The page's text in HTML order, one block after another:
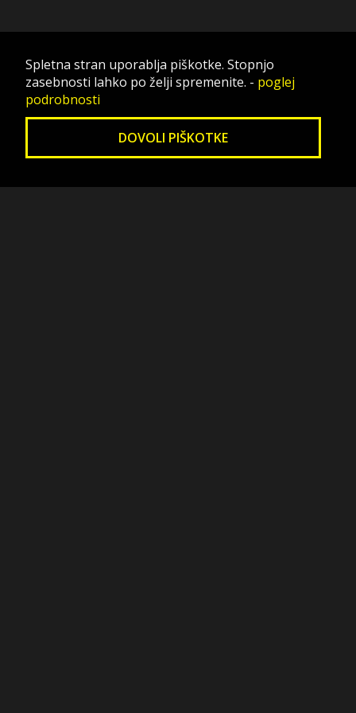
Spletna stran uporablja piškotke. Stopnjo
zasebnosti lahko po želji spremenite. - poglej
podrobnosti
DOVOLI PIŠKOTKE